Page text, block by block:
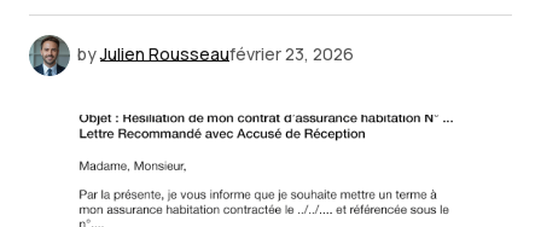
byJulien Rousseaufévrier 23, 2026